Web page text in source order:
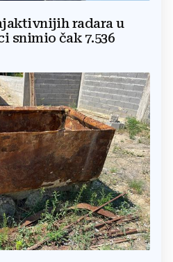
radara u
snimio čak 7.536